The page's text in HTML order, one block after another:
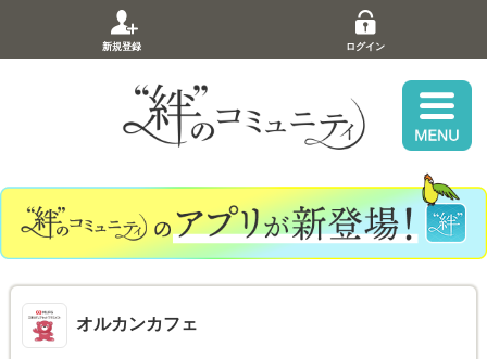
新規登録 ログイン
オルカンカフェ